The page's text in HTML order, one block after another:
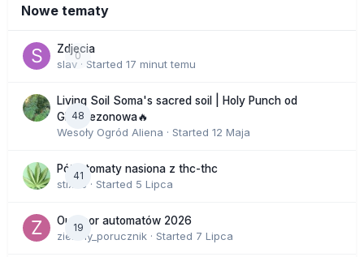
Nowe tematy
0
Zdjecia
slav· Started 17 minut temu
48
Living Soil Soma's sacred soil | Holy Punch od
GHS sezonowa🔥
Wesoły Ogród Aliena · Started 12 Maja
41
Półautomaty nasiona z thc-thc
stix33 · Started 5 Lipca
19
Outdoor automatów 2026
zielony_porucznik · Started 7 Lipca